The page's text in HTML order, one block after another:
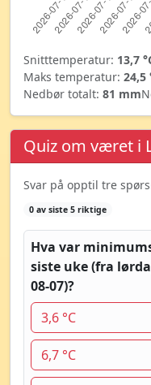
Snitttemperatur: 13,7
Maks temperatur: 24,5
Nedbør totalt: 81 mm
Quiz om været i
Svar på opptil tre
0 av siste 5 riktige
Hva var
siste uke (fra
08-07)?
3,6 °C
6,7 °C